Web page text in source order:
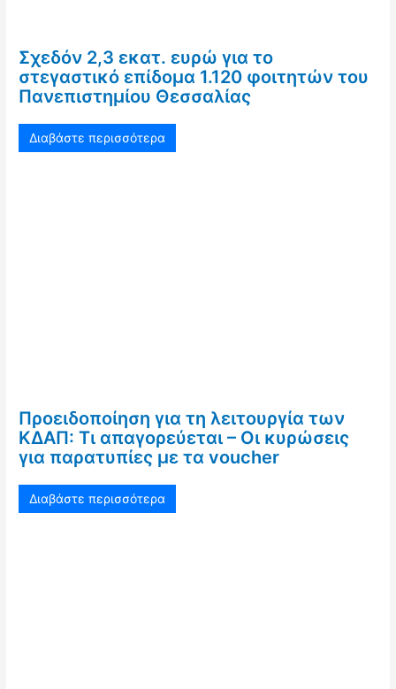
Σχεδόν 2,3 εκατ. ευρώ για το
στεγαστικό επίδομα 1.120 φοιτητών του
Πανεπιστημίου Θεσσαλίας
Διαβάστε περισσότερα
Προειδοποίηση για τη λειτουργία των
ΚΔΑΠ: Τι απαγορεύεται – Οι κυρώσεις
για παρατυπίες με τα voucher
Διαβάστε περισσότερα